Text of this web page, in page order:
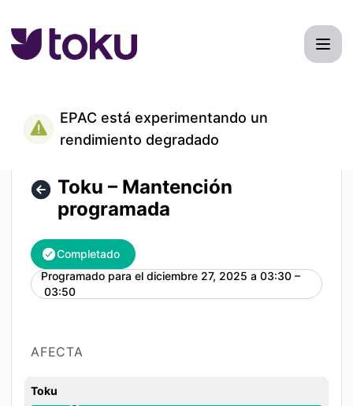
EPAC está experimentando un
rendimiento degradado
Toku – Mantención
programada
Completado
Programado para el diciembre 27, 2025 a 03:30 –
03:50
UTC
AFECTA
Toku